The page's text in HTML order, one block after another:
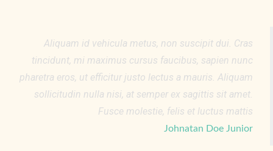
Aliquam id vehicula metus, non suscipit dui. Cras
tincidunt, mi maximus cursus faucibus, sapien nunc
pharetra eros, ut efficitur justo lectus a mauris. Aliquam
sollicitudin nulla nisi, at semper ex sagittis sit amet.
Fusce molestie, felis et luctus mattis
Johnatan Doe Junior